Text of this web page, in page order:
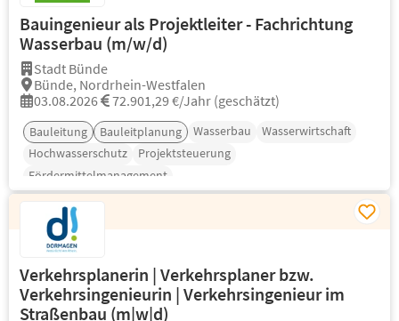
Bauingenieur als Projektleiter - Fachrichtung
Wasserbau (m/w/d)
Stadt Bünde
Bünde, Nordrhein-Westfalen
03.08.2026
72.901,29 €/Jahr (geschätzt)
Bauleitung Bauleitplanung Wasserbau
Wasserwirtschaft
Hochwasserschutz
Projektsteuerung
Fördermittelmanagement
Verkehrsplanerin | Verkehrsplaner bzw.
Verkehrsingenieurin | Verkehrsingenieur im
Straßenbau (m|w|d)